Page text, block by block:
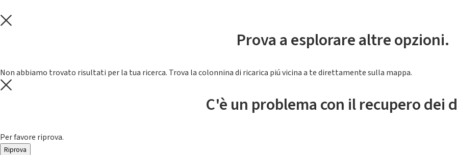
Prova a esplorare altre opzioni.
Non abbiamo trovato risultati per la tua ricerca. Trova la colonnina di ricarica piú vicina a te direttamente sulla mappa.
C'è un problema con il recupero dei
Per favore riprova.
Riprova